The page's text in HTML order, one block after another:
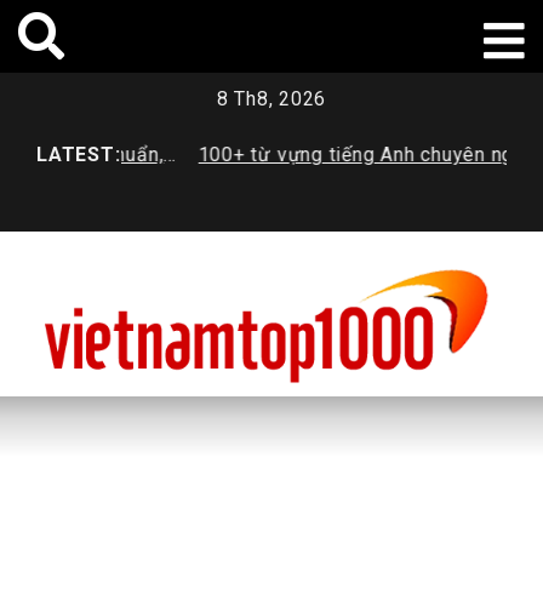
Skip
8 Th8, 2026
LATEST:
Tiêu chuẩn,
100+ từ vựng tiếng Anh chuyên ngành